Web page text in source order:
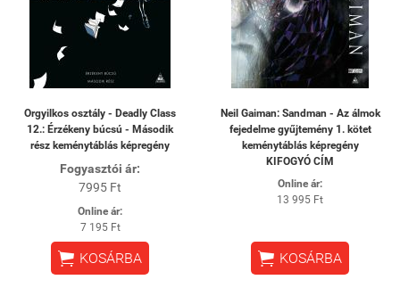
Orgyilkos osztály - Deadly Class
12.: Érzékeny búcsú - Második
rész keménytáblás képregény
Fogyasztói ár:
7995 Ft
Online ár:
7 195 Ft
 KOSÁRBA
Neil Gaiman: Sandman - Az álmok
fejedelme gyűjtemény 1. kötet
keménytáblás képregény
KIFOGYÓ CÍM
Online ár:
13 995 Ft
 KOSÁRBA